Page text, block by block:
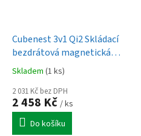
Cubenest 3v1 Qi2 Skládací
bezdrátová magnetická
nabíječka SQ312 Pro - černá
Skladem (1 ks)
2 031 Kč bez DPH
2 458 Kč / ks
Do košíku